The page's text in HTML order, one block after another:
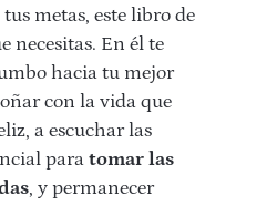
metas, este libro de
necesitas. En él te
hacia tu mejor
con la vida que
a escuchar las
para tomar las
, y permanecer